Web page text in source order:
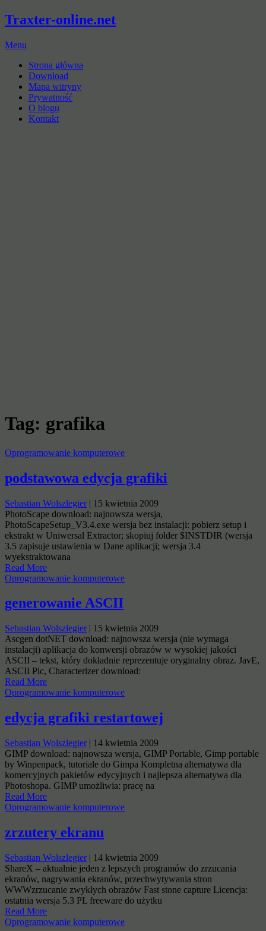
Traxter-online.net
Menu
Strona główna
Download
Mapa witryny
Prywatność
O blogu
Kontakt
Tag: grafika
Oprogramowanie komputerowe
podstawowa edycja grafiki
Sebastian Wolszlegier| 15 kwietnia 2009
PhotoScape download: najnowsza wersja,
PhotoScapeSetup_V3.4.exe wersja bez instalacji: pobierz setup i
ekstrakt w Uniwersal Extractor; skopiuj folder $INSTDIR (wersja
3.5 zapisuje ustawienia w Dane aplikacji; wersja 3.4
wyekstraktowana
Read More
Oprogramowanie komputerowe
generowanie ASCII
Sebastian Wolszlegier| 15 kwietnia 2009
Ascgen dotNET download: najnowsza wersja (nie wymaga
instalacji) aplikacja do konwersji obrazów w wysokiej jakości
ASCII – tekst, który dokładnie reprezentuje oryginalny obraz. JavE,
ASCII Pic, Characterizer download:
Read More
Oprogramowanie komputerowe
edycja grafiki restartowej
Sebastian Wolszlegier| 14 kwietnia 2009
GIMP download: najnowsza wersja, GIMP Portable, Gimp portable
by Winpenpack, tutoriale do Gimpa Kompletna alternatywa dla
komercyjnych pakietów edycyjnych i najlepsza alternatywa dla
Photoshopa. GIMP umożliwia: pracę na
Read More
Oprogramowanie komputerowe
zrzutery ekranu
Sebastian Wolszlegier| 14 kwietnia 2009
ShareX – aktualnie jeden z lepszych programów do zrzucania
ekranów, nagrywania ekranów, przechwytywania stron
WWWzrzucanie zwykłych obrazów Fast stone capture Licencja:
ostatnia wersja 5.3 PL freeware do użytku
Read More
Oprogramowanie komputerowe